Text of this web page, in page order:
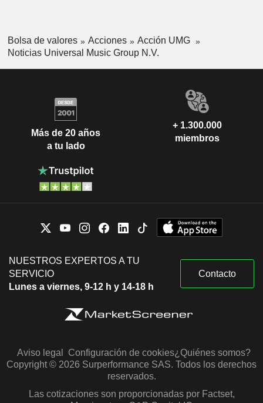
Bolsa de valores Acciones
Acción UMG
Noticias Universal Music Group N.V.
Más de 20 años
a tu lado
+ 1.300.000
miembros
NUESTROS EXPERTOS A TU
SERVICIO
Lunes a viernes, 9-12 h y 14-18 h
Contacto
Aviso legal Configuración de cookies¿Quiénes somos?
Copyright © 2026 Surperformance SAS. Todos los derechos
reservados.
Las cotizaciones son proporcionadas por Factset,